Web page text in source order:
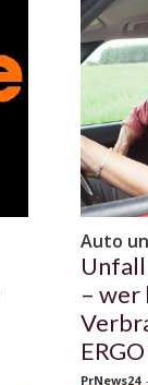
Auto
–
PrNews24 -